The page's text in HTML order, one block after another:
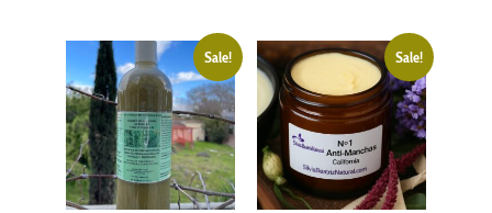
Sale! Sale!